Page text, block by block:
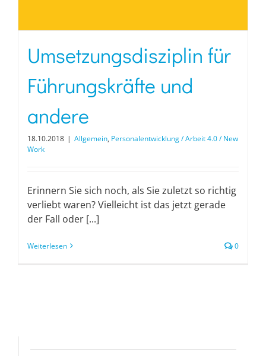
Umsetzungsdisziplin für
Führungskräfte und
andere
18.10.2018 | Allgemein, Personalentwicklung / Arbeit 4.0 / New
Work
Erinnern Sie sich noch, als Sie zuletzt so richtig
verliebt waren? Vielleicht ist das jetzt gerade
der Fall oder [...]
Weiterlesen 0